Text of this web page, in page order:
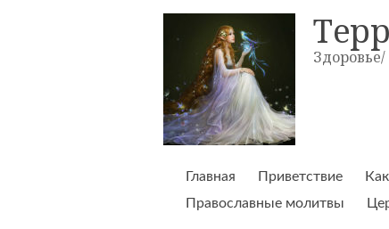
Главная Приветствие
Православные молитвы